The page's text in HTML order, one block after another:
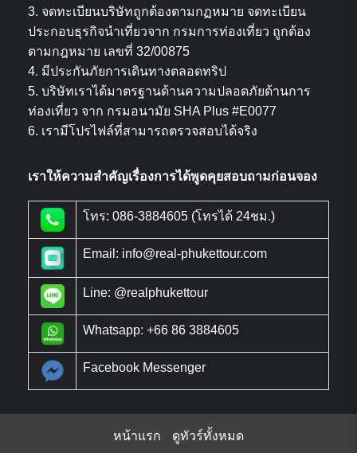
3. จดทะเบียนบริษัทถูกต้องตามกฏหมาย จดทะเบียน
ประกอบธุรกิจนำเที่ยวจาก กรมการท่องเที่ยว ถูกต้อง
ตามกฎหมาย เลขที่ 32/00875
4. มีประกันภัยการเดินทางตลอดทริป
5. บริษัทเราได้มาตรฐานด้านความปลอดภัยด้านการ
ท่องเที่ยว จาก กรมอนามัย SHA Plus #E0077
6. เรามีโปรไฟล์ที่สามารถตรวจสอบได้จริง
เราให้ความสำคัญเรื่องการได้พูดคุยสอบถามก่อนจอง
โทร: 086-3884605 (โทรได้ 24ชม.)
Email: info@real-phukettour.com
Line: @realphukettour
Whatsapp: +66 86 3884605
Facebook Messenger
หน้าแรก ดูทัวร์ทั้งหมด